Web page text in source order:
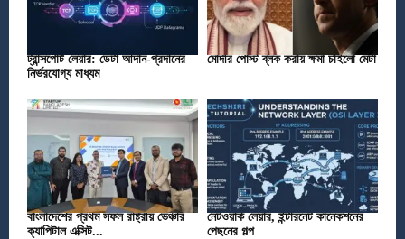
ট্রান্সপোর্ট লেয়ার: ডেটা আদান-প্রদানের
নির্ভরযোগ্য মাধ্যম
মোদীর পোস্ট ব্লক করায় ক্ষমা চাইলো মেটা
বাংলাদেশের প্রথম সফল রাষ্ট্রীয় ভেঞ্চার
ক্যাপিটাল এক্সিট...
নেটওয়ার্ক লেয়ার, ইন্টারনেট কানেকশনের
পেছনের গল্প